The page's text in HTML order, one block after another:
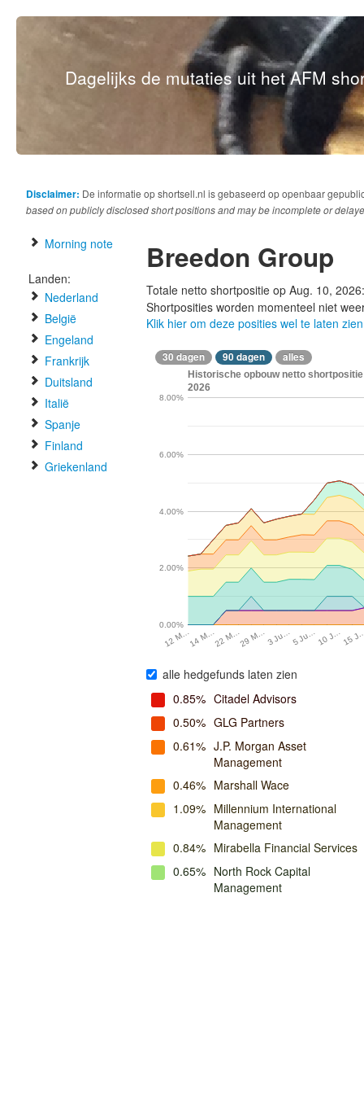
Dagelijks de mutaties uit het AFM
Disclaimer: De informatie op shortsell.nl is gebaseerd op openbaar
based on publicly disclosed short positions and may be incomplete or
Morning note
Landen:
Nederland
België
Engeland
Frankrijk
Duitsland
Italië
Spanje
Finland
Griekenland
Breedon Group
Totale netto shortpositie op Aug. 10,
Shortposities worden momenteel niet
Klik hier om deze posities wel te laten zien
30 dagen 90 dagen alles
Historische opbouw netto
2026
12 M…14 M…22 M…29 M…3 Ju…5 Ju…10 J…15
0.00%
2.00%
4.00%
6.00%
8.00%
alle hedgefunds laten zien
0.85% Citadel Advisors
0.50% GLG Partners
0.61% J.P. Morgan Asset
Management
0.46% Marshall Wace
1.09% Millennium International
Management
0.84% Mirabella Financial Services
0.65% North Rock Capital
Management